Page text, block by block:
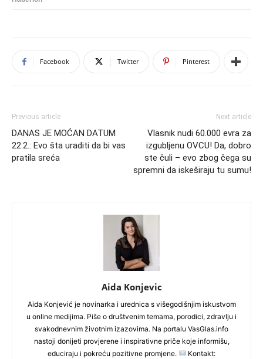
Facebook Twitter Pinterest
Previous article
DANAS JE MOĆAN DATUM
22.2.: Evo šta uraditi da bi vas
pratila sreća
Next article
Vlasnik nudi 60.000 evra za
izgubljenu OVCU! Da, dobro
ste čuli – evo zbog čega su
spremni da iskeširaju tu sumu!
Aida Konjevic
Aida Konjević je novinarka i urednica s višegodišnjim iskustvom
u online medijima. Piše o društvenim temama, porodici, zdravlju i
svakodnevnim životnim izazovima. Na portalu VasGlas.info
nastoji donijeti provjerene i inspirativne priče koje informišu,
educiraju i pokreću pozitivne promjene.
Kontakt: